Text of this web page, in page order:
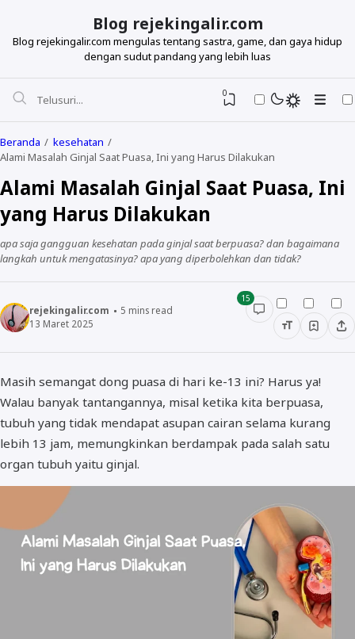
Blog rejekingalir.com
Blog rejekingalir.com mengulas tentang sastra, game, dan gaya hidup
dengan sudut pandang yang lebih luas
0
Beranda
kesehatan
Alami Masalah Ginjal Saat Puasa, Ini yang Harus Dilakukan
Alami Masalah Ginjal Saat Puasa, Ini
yang Harus Dilakukan
apa saja gangguan kesehatan pada ginjal saat berpuasa? dan bagaimana
langkah untuk mengatasinya? apa yang diperbolehkan dan tidak?
rejekingalir.com 5 mins read
13 Maret 2025
15
Masih semangat dong puasa di hari ke-13 ini? Harus ya!
Walau banyak tantangannya, misal ketika kita berpuasa,
tubuh yang tidak mendapat asupan cairan selama kurang
lebih 13 jam, memungkinkan berdampak pada salah satu
organ tubuh yaitu ginjal.